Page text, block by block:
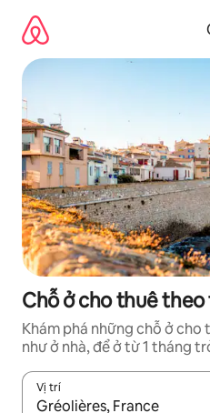
dung
Chỗ ở cho thuê
Khám phá những chỗ ở cho
như ở nhà, để ở từ 1 tháng
Vị trí
Khi có kết quả, hãy điều